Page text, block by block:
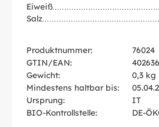
Eiweiß
Salz
Produktnummer:
76024
GTIN/EAN:
Gewicht:
0,3 kg
Mindestens haltbar bis:
Ursprung:
IT
BIO-Kontrollstelle:
DE-